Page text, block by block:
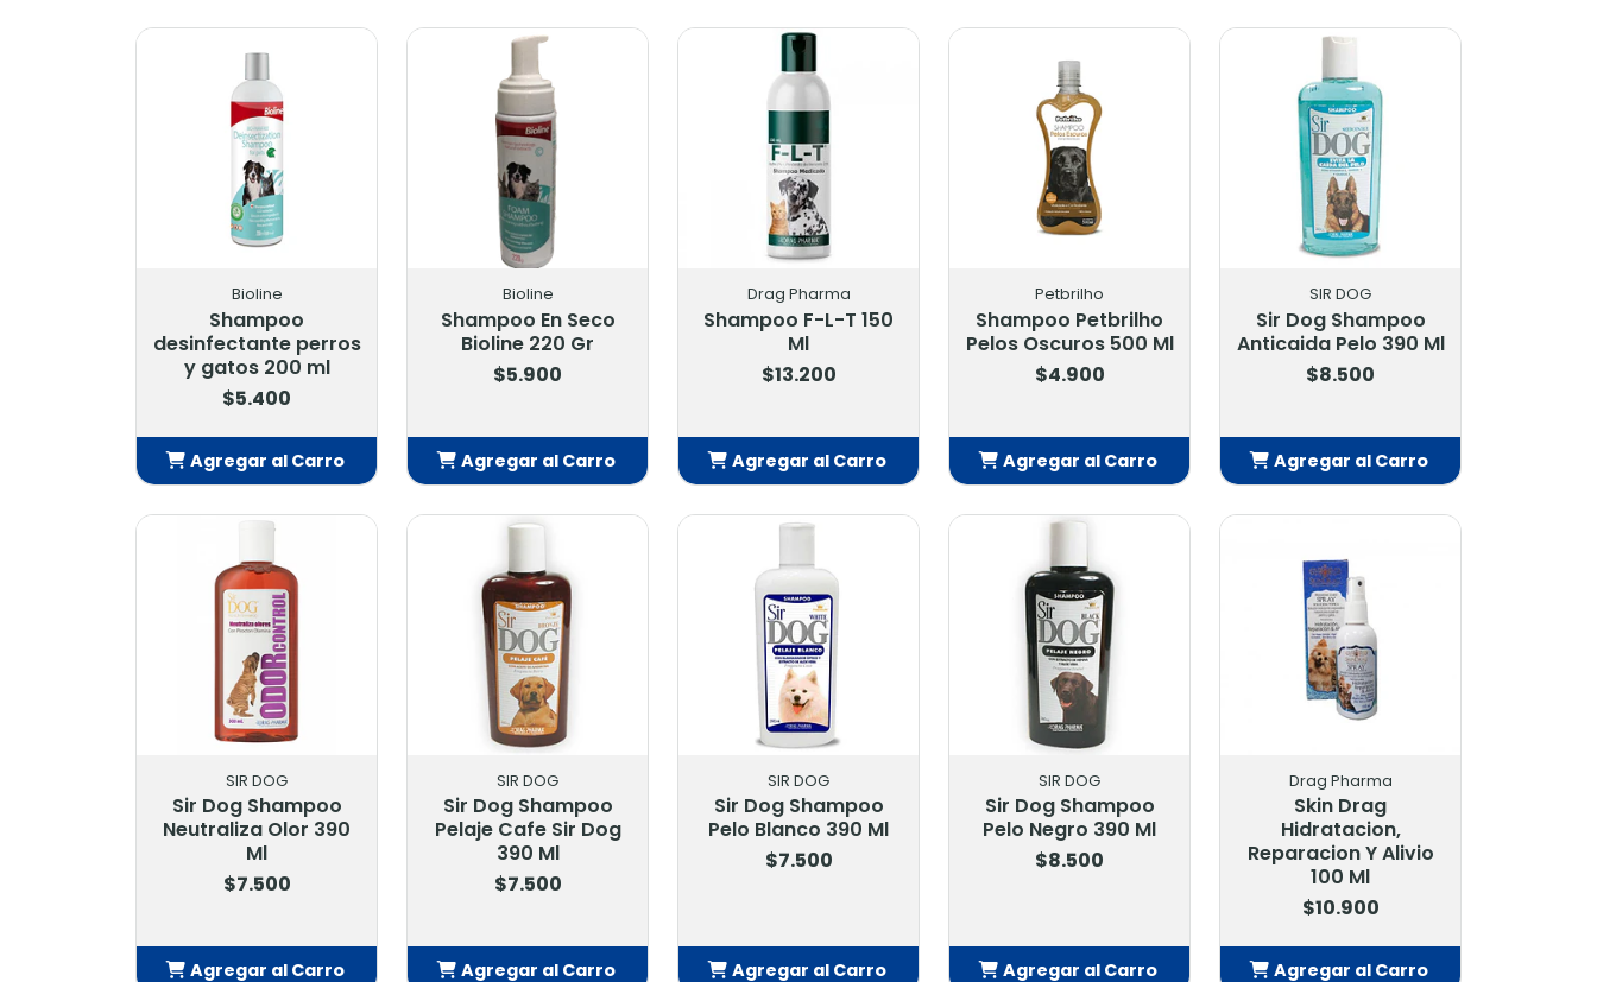
Añadido
Añadido
Añadido
Añadido
Añadido
Bioline
Shampoo
desinfectante perros
y gatos 200 ml
$5.400
Agregar al Carro
Bioline
Shampoo En Seco
Bioline 220 Gr
$5.900
Agregar al Carro
Drag Pharma
Shampoo F-L-T 150
Ml
$13.200
Agregar al Carro
Petbrilho
Shampoo Petbrilho
Pelos Oscuros 500 Ml
$4.900
Agregar al Carro
SIR DOG
Sir Dog Shampoo
Anticaida Pelo 390 Ml
$8.500
Agregar al Carro
SIR DOG
Sir Dog Shampoo
Neutraliza Olor 390
Ml
$7.500
Agregar al Carro
SIR DOG
Sir Dog Shampoo
Pelaje Cafe Sir Dog
390 Ml
$7.500
Agregar al Carro
SIR DOG
Sir Dog Shampoo
Pelo Blanco 390 Ml
$7.500
Agregar al Carro
SIR DOG
Sir Dog Shampoo
Pelo Negro 390 Ml
$8.500
Agregar al Carro
Drag Pharma
Skin Drag
Hidratacion,
Reparacion Y Alivio
100 Ml
$10.900
Agregar al Carro